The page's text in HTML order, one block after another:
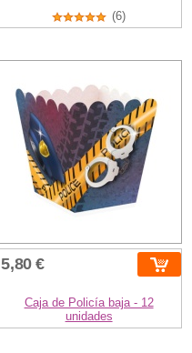
(6)
5,80 €
Caja de Policía baja - 12
unidades